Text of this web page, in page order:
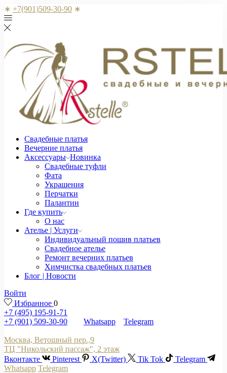
∗ +7(901)509-30-90 ∗
Свадебные платья
Вечерние платья
Аксессуары Новинка
Свадебные туфли
Фата
Украшения
Перчатки
Палантин
Где купить
О нас
Ателье | Услуги
Индивидуальный пошив платьев
Свадебное ателье
Ремонт вечерних платьев
Химчистка свадебных платьев
Блог | Новости
Войти
Избранное 0
+7 (495) 195-91-71
+7 (901) 509-30-90
Whatsapp Telegram
Москва, Ветошный пер.,9
ТЦ "Никольский пассаж", 2 этаж
Вконтакте
Pinterest X(Twitter) Tik Tok
Telegram
Whatsapp Telegram